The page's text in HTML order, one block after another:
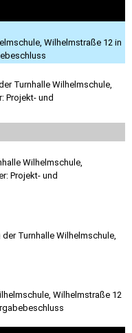
Wilhelmstraße 12 in
Turnhalle Wilhelmschule,
Projekt- und
Wilhelmschule,
Projekt- und
Turnhalle Wilhelmschule,
Wilhelmstraße 12